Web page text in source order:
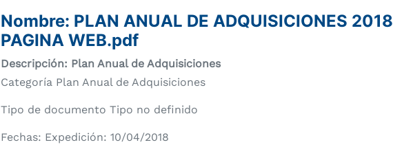
Nombre: PLAN ANUAL DE ADQUISICIONES 2018
PAGINA WEB.pdf
Descripción: Plan Anual de Adquisiciones
Categoría Plan Anual de Adquisiciones
Tipo de documento Tipo no definido
Fechas: Expedición: 10/04/2018